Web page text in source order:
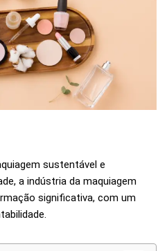
sustentável e
a indústria da maquiagem
significativa, com um